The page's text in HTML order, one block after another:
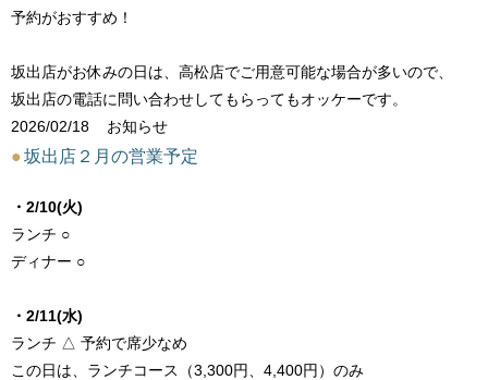
予約がおすすめ！
坂出店がお休みの日は、高松店でご用意可能な場合が多いので、
坂出店の電話に問い合わせしてもらってもオッケーです。
2026/02/18
お知らせ
●坂出店２月の営業予定
・2/10(火)
ランチ ○
ディナー ○
・2/11(水)
ランチ △ 予約で席少なめ
この日は、ランチコース（3,300円、4,400円）のみ